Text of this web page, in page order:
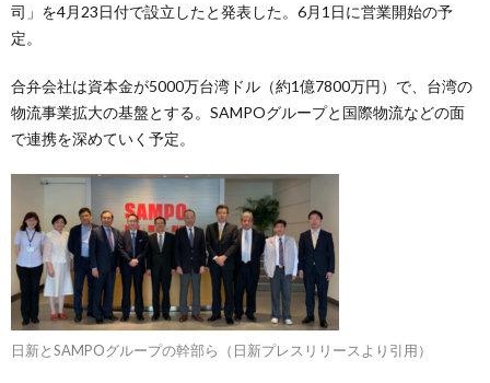
司」を4月23日付で設立したと発表した。6月1日に営業開始の予
定。
合弁会社は資本金が5000万台湾ドル（約1億7800万円）で、台湾の
物流事業拡大の基盤とする。SAMPOグループと国際物流などの面
で連携を深めていく予定。
日新とSAMPOグループの幹部ら（日新プレスリリースより引用）